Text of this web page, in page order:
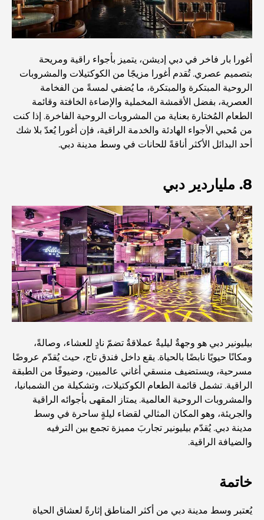
المخطط الرئيسي لتلال دبي: رؤية للحياة المجتمعية العصرية
أغلى ماركات البدلات التي تُعرّف مفهوم الخياطة الفاخرة
مطاعم شاطئ J1: وجهة دبي الجديدة لتناول الطعام الفاخر
أغلى ساعات رولكس التي بيعت على الإطلاق
حضانة أطفال في دبي هيلز: دليل للآباء
أفضل المقاهي في وسط مدينة دبي: دليل شامل لعشاق القهوة
أغلى سيارات مرسيدس التي تم تصنيعها على الإطلاق
الانتقال إلى دبي من أستراليا: دليل شامل للانتقال
رحلة سفاري فاخرة ليلية في دبي: ملاذ فاخر
أغلى سيارات تسلا: الابتكار يلتقي بالأداء
أغنى عشر دول في العالم
أغورا بار فاخر في دبي إديشن، يتميز بأجواء راقية ومريحة
بتصميم عصري. تُقدم أغورا مزيجًا من الكوكتيلات والمشروبات
الروحية المبتكرة والمبتكرة، ما يُضفي لمسةً من الفخامة
العصرية، بفضل الأقمشة المخملية والإضاءة الخافتة وقائمة
الطعام المُختارة بعناية من المشروبات الروحية الفاخرة. إذا كنت
من مُحبي الأجواء الهادئة والخدمة الراقية، فإن أغورا يُعدّ بلا شك
أحد البدائل الأكثر أناقةً للحانات في وسط مدينة دبي.
8. ملياردير دبي
بيليونير دبي هو وجهةٌ ليليةٌ عملاقةٌ تضمّ نادٍ للعشاء، وصالةً،
ومكانًا حيويًا نابضًا بالحياة. يقع داخل فندق تاج، حيث يُقدّم عروضًا
مسرحية، ويستضيف منسقي أغاني عالميين، وضيوفًا من الطبقة
الراقية. تشمل قائمة الطعام الكوكتيلات، وتشكيلة من الشمبانيا،
والمشروبات الروحية العالمية. يمتاز المقهى بأجوائه الراقية
والجريئة، وهو المكان المثالي لقضاء ليلةٍ ساحرة في وسط
مدينة دبي. يُقدّم بيليونير تجاربَ مميزة تجمع بين الترفيه
والضيافة الراقية.
خاتمة
يُعتبر وسط مدينة دبي من أكثر المناطق إثارةً لعشاق الحياة